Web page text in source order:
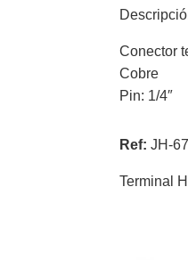
Conector
Cobre
Pin: 1/4″
Ref: JH-
Terminal